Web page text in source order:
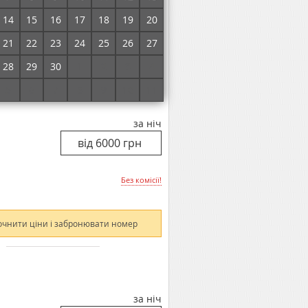
14
15 16 17 18 19
20
21
22 23 24 25 26
27
28
29 30
ціни і забронювати номер
за ніч
Без комісії!
ціни і забронювати номер
за ніч